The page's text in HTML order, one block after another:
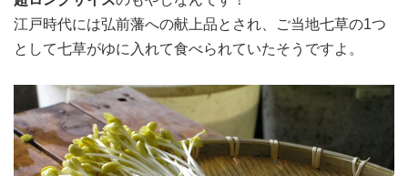
江戸時代には弘前藩への献上品とされ、ご当地七草の1つ
として七草がゆに入れて食べられていたそうですよ。